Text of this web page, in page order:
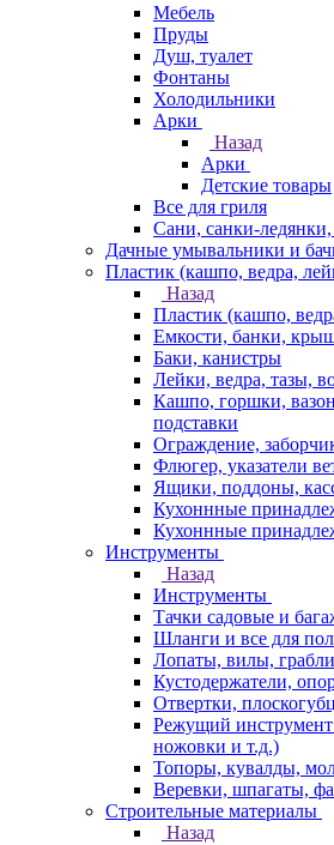
Мебель
Пруды
Душ, туалет
Фонтаны
Холодильники
Арки
Назад
Арки
Детские товары
Все для гриля
Сани, санки-
Дачные умывальники и
Пластик (кашпо, ведра,
Назад
Пластик (кашпо,
Емкости, банки,
Баки, канистры
Лейки, ведра, тазы,
Кашпо, горшки,
подставки
Ограждение,
Флюгер, указатели
Ящики, поддоны,
Кухоннные
Кухоннные
Инструменты
Назад
Инструменты
Тачки садовые и
Шланги и все для
Лопаты, вилы, грабли
Кустодержатели,
Отвертки,
Режущий
ножовки и т.д.)
Топоры, кувалды,
Веревки, шпагаты,
Строительные материалы
Назад